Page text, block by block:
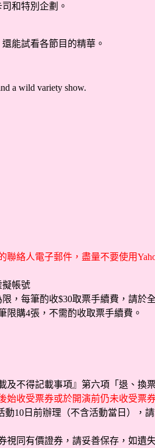
和特別企劃。
能試看各節目的精華。
a wild variety show.
絡人電子郵件，盡量不要使用
擬帳號
，每筆酌收$30取票手續費，請於
限購4張，不需酌收取票手續費。
不得記載事項』第六項「退、換
始收受票券或於開演前仍未收受票
10日前辦理（不含活動當日），
同有價證券，請妥善保存，如遺